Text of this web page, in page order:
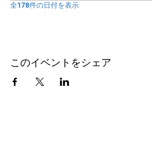
全178件の日付を表示
このイベントをシェア